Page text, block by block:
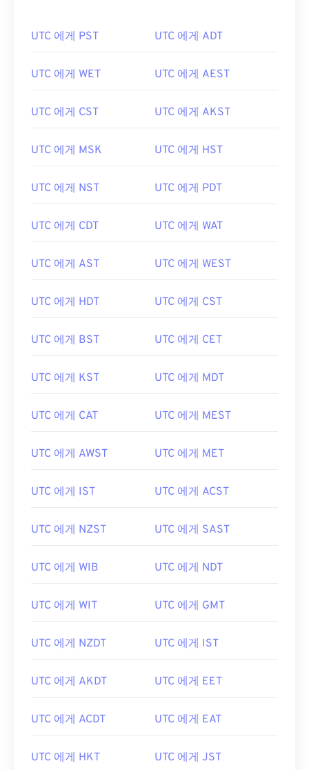
UTC 에게 PST UTC 에게 ADT
UTC 에게 WET UTC 에게 AEST
UTC 에게 CST UTC 에게 AKST
UTC 에게 MSK UTC 에게 HST
UTC 에게 NST UTC 에게 PDT
UTC 에게 CDT UTC 에게 WAT
UTC 에게 AST UTC 에게 WEST
UTC 에게 HDT UTC 에게 CST
UTC 에게 BST UTC 에게 CET
UTC 에게 KST UTC 에게 MDT
UTC 에게 CAT UTC 에게 MEST
UTC 에게 AWST UTC 에게 MET
UTC 에게 IST UTC 에게 ACST
UTC 에게 NZST UTC 에게 SAST
UTC 에게 WIB UTC 에게 NDT
UTC 에게 WIT UTC 에게 GMT
UTC 에게 NZDT UTC 에게 IST
UTC 에게 AKDT UTC 에게 EET
UTC 에게 ACDT UTC 에게 EAT
UTC 에게 HKT UTC 에게 JST